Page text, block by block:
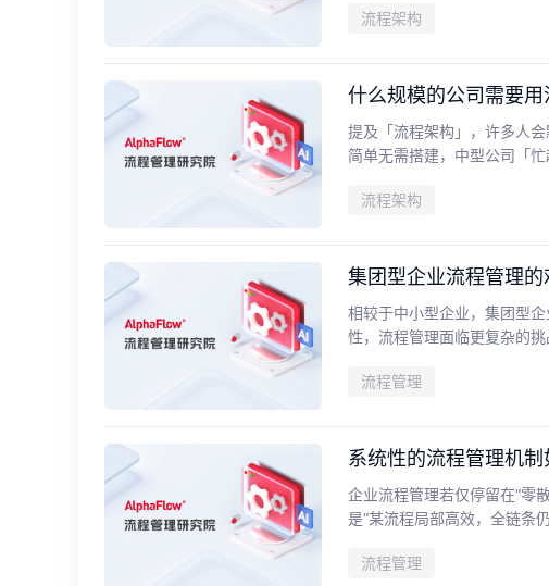
流程架构
什么规模的公司需要用
提及「流程架构」，许多人
简单无需搭建，中型公司「
流程架构
集团型企业流程管理的
相较于中小型企业，集团型
性，流程管理面临更复杂的
流程管理
系统性的流程管理机制
企业流程管理若仅停留在“零
是“某流程局部高效，全链条
流程管理